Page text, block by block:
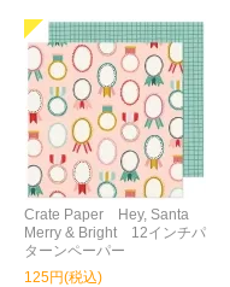
Crate Paper Hey, Santa
Merry & Bright 12インチパ
ターンペーパー
125円(税込)